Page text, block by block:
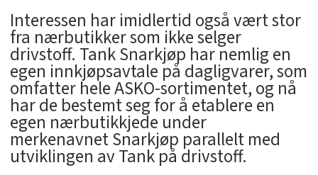
Interessen har imidlertid også vært stor
fra nærbutikker som ikke selger
drivstoff. Tank Snarkjøp har nemlig en
egen innkjøpsavtale på dagligvarer, som
omfatter hele ASKO-sortimentet, og nå
har de bestemt seg for å etablere en
egen nærbutikkjede under
merkenavnet Snarkjøp parallelt med
utviklingen av Tank på drivstoff.